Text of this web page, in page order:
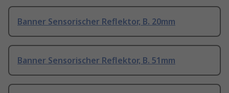
Banner Sensorischer Reflektor, B. 20mm
Banner Sensorischer Reflektor, B. 51mm